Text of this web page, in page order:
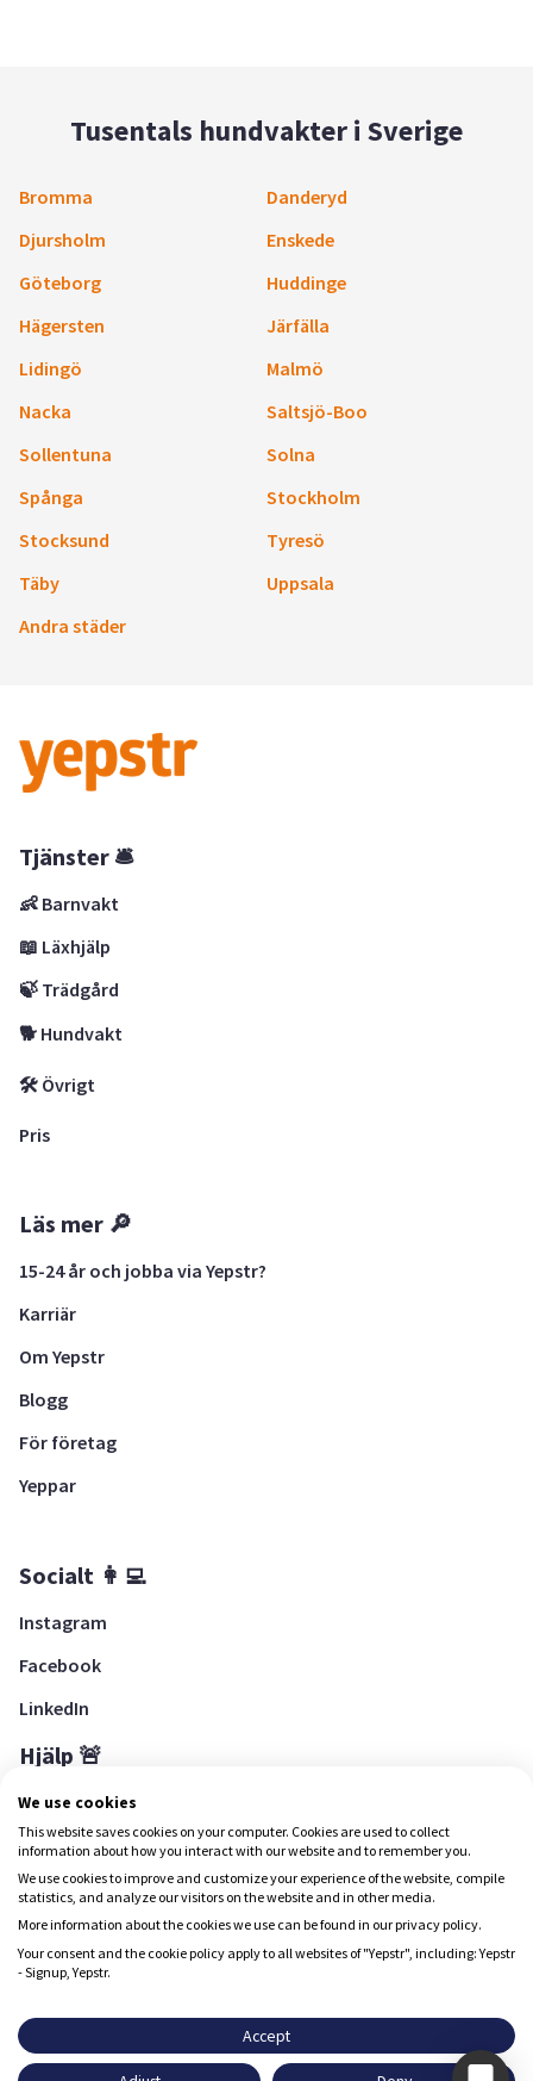
Tusentals hundvakter i Sverige
Bromma
Danderyd
Djursholm
Enskede
Göteborg
Huddinge
Hägersten
Järfälla
Lidingö
Malmö
Nacka
Saltsjö-Boo
Sollentuna
Solna
Spånga
Stockholm
Stocksund
Tyresö
Täby
Uppsala
Andra städer
Tjänster 🛎
👶 Barnvakt
📖 Läxhjälp
🍃 Trädgård
🐕 Hundvakt
🛠 Övrigt
Pris
Läs mer 🔎
15-24 år och jobba via Yepstr?
Karriär
Om Yepstr
Blogg
För företag
Yeppar
Socialt 👩‍💻
Instagram
Facebook
LinkedIn
Hjälp 🚨
Hjälpcenter
Ladda ned Yepstr
Ladda ned Yepstr
Yepstr AB • Org. 556997-9817 • Skeppsbron 28, 111 30
upplevelse.
We use cookies
This website saves cookies on your computer. Cookies are used to collect
information about how you interact with our website and to remember you.
We use cookies to improve and customize your experience of the website, compile
statistics, and analyze our visitors on the website and in other media.
More information about the cookies we use can be found in our privacy policy.
Your consent and the cookie policy apply to all websites of "Yepstr", including: Yepstr
- Signup, Yepstr.
Accept